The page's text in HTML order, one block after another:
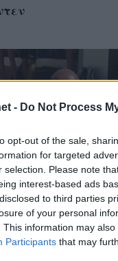
- Do Not Process
opt-out of the sale,
for targeted
selection. Please note
interest-based ads
to third parties
of your personal
This information may
Participants that may